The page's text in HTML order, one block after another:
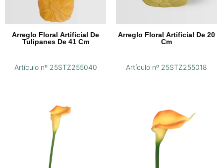
Arreglo Floral Artificial De
Tulipanes De 41 Cm
Artículo nº 25STZ255040
Arreglo Floral Artificial De 20
Cm
Artículo nº 25STZ255018